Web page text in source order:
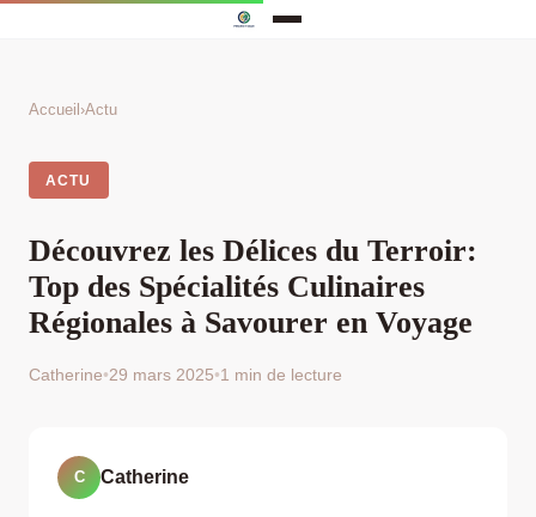
Accueil ›Actu
ACTU
Découvrez les Délices du Terroir:
Top des Spécialités Culinaires
Régionales à Savourer en Voyage
Catherine•29 mars 2025•1 min de lecture
C Catherine